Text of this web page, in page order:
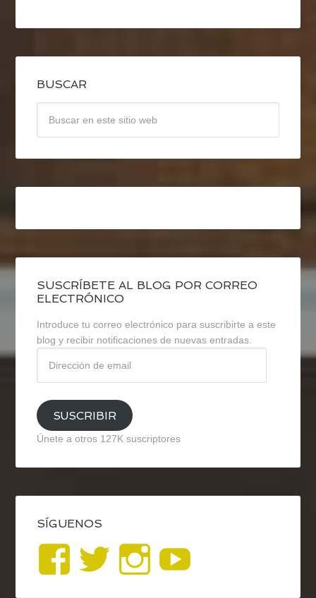
BUSCAR
SUSCRÍBETE AL BLOG POR CORREO
ELECTRÓNICO
Introduce tu correo electrónico para suscribirte a este
blog y recibir notificaciones de nuevas entradas.
email
SUSCRIBIR
Únete a otros 127K suscriptores
SÍGUENOS
VerVerVer